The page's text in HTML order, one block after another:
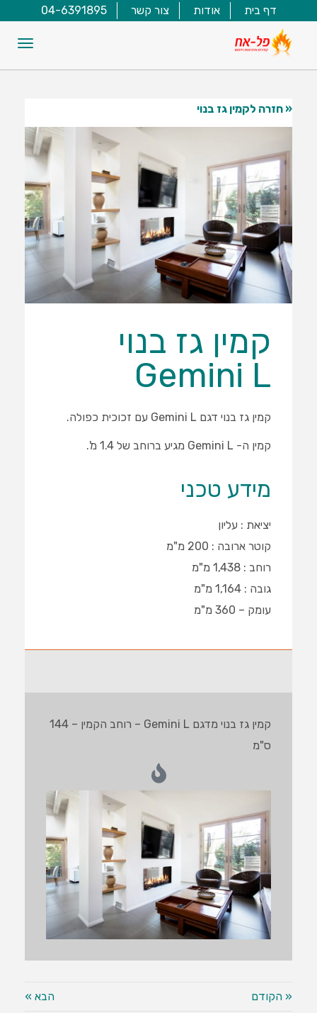
דף בית אודות צור קשר 04-6391895
« חזרה לקמין גז בנוי
קמין גז בנוי
Gemini L
קמין גז בנוי דגם Gemini L עם זכוכית כפולה.
קמין ה- Gemini L מגיע ברוחב של 1.4 מ'.
מידע טכני
יציאת : עליון
קוטר ארובה : 200 מ"מ
רוחב : 1,438 מ"מ
גובה : 1,164 מ"מ
עומק – 360 מ"מ
קמין גז בנוי מדגם Gemini L – רוחב הקמין – 144
ס"מ
« הקודם הבא »